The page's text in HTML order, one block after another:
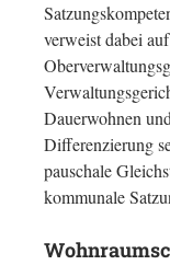
verweist dabei
Dauerwohnen
Differenzierung
pauschale
kommunale